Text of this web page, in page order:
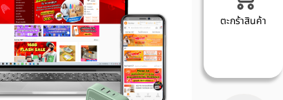
ตะกร้าสินค้า